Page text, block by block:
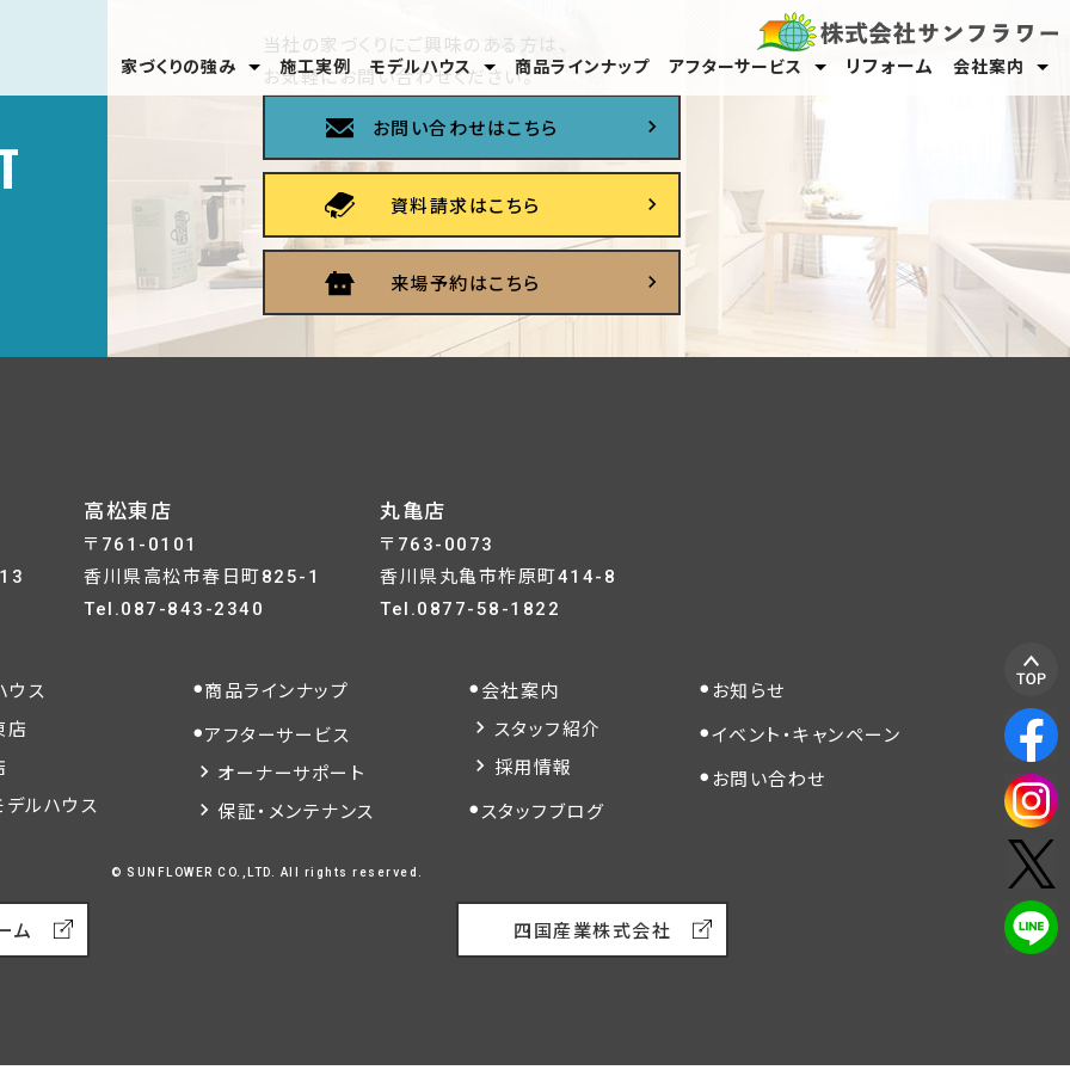
家づくりの強み
安心のテクノロジー
家づくりの流れ
施工実例 モデルハウス
高松東店
丸亀店
分譲モデルハウス
商品ラインナップ アフターサービス
オーナーサポート
保証・メンテナンス
リフォーム 会社案内
スタッフ紹介
採用情報
当社の家づくりにご興味のある方は、
お気軽にお問い合わせください。
お問い合わせはこちら
資料請求はこちら
来場予約はこちら
高松東店
〒761-0101
香川県高松市春日町825-1
Tel.087-843-2340
丸亀店
〒763-0073
香川県丸亀市柞原町414-8
Tel.0877-58-1822
ウス
店
ルハウス
商品ラインナップ
アフターサービス
オーナーサポート
保証・メンテナンス
会社案内
スタッフ紹介
採用情報
スタッフブログ
お知らせ
イベント・キャンペーン
お問い合わせ
© SUNFLOWER CO.,LTD. All rights reserved.
ム 四国産業株式会社